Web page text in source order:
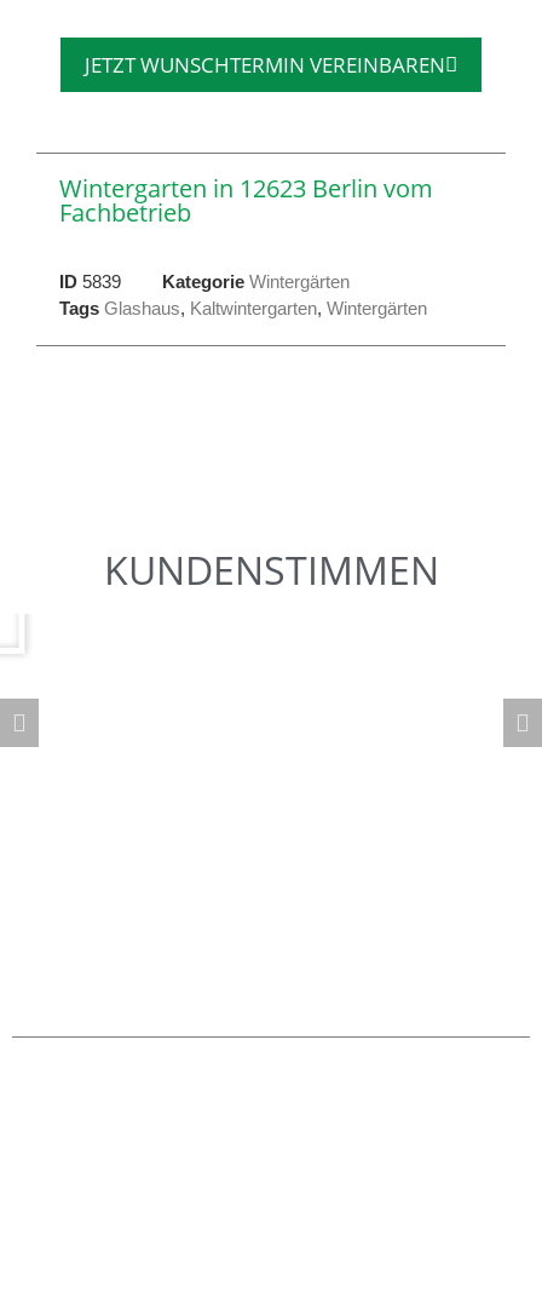
JETZT WUNSCHTERMIN VEREINBAREN
Wintergarten in 12623 Berlin vom
Fachbetrieb
ID 5839 Kategorie Wintergärten
Tags Glashaus, Kaltwintergarten, Wintergärten
KUNDENSTIMMEN